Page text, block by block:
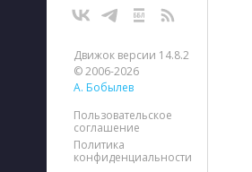
Движок версии 14.8.2
© 2006-2026
А. Бобылев
Пользовательское
соглашение
Политика
конфиденциальности